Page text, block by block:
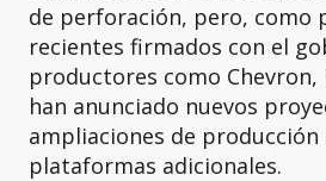
de perforación, pero, como
recientes firmados con el
productores como Chevron,
han anunciado nuevos
ampliaciones de
plataformas adicionales.